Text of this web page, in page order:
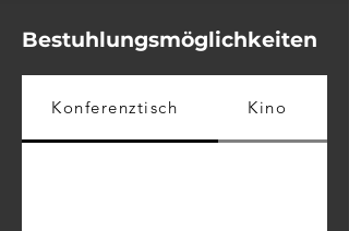
Bestuhlungsmöglichkeiten
Konferenztisch Kino